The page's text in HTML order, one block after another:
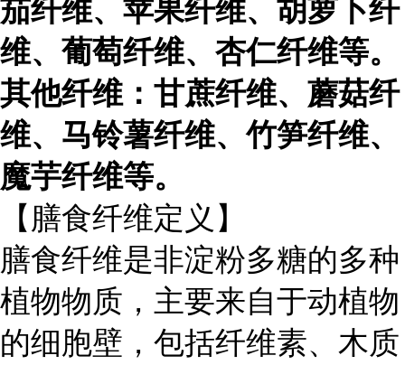
茄纤维、苹果纤维、胡萝卜纤
维、葡萄纤维、杏仁纤维等。
其他纤维：甘蔗纤维、蘑菇纤
维、马铃薯纤维、竹笋纤维、
魔芋纤维等。
【膳食纤维定义】
膳食纤维是非淀粉多糖的多种
植物物质，主要来自于动植物
的细胞壁，包括纤维素、木质